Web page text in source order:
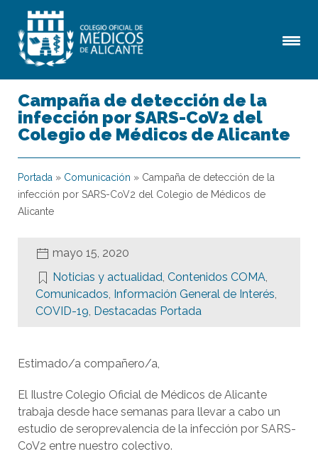
Campaña de detección de la
infección por SARS-CoV2 del
Colegio de Médicos de Alicante
Portada » Comunicación » Campaña de detección de la
infección por SARS-CoV2 del Colegio de Médicos de
Alicante
mayo 15, 2020
Noticias y actualidad, Contenidos COMA,
Comunicados, Información General de Interés,
COVID-19, Destacadas Portada
Estimado/a compañero/a,
El Ilustre Colegio Oficial de Médicos de Alicante
trabaja desde hace semanas para llevar a cabo un
estudio de seroprevalencia de la infección por SARS-
CoV2 entre nuestro colectivo.